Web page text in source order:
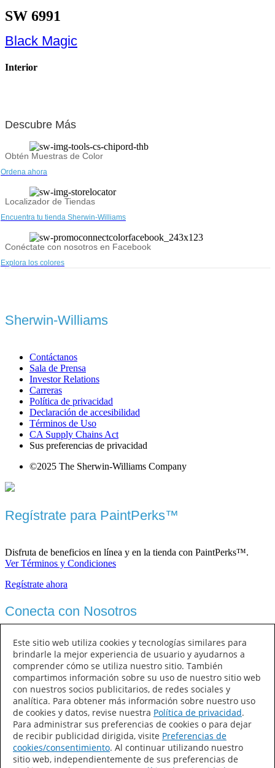
SW 6991
Black Magic
Interior
Descubre Más
Obtén Muestras de Color
Ordena ahora
Localizador de Tiendas
Encuentra tu tienda Sherwin-Williams
Conéctate con nosotros en Facebook
Explora los colores
Sherwin-Williams
Contáctanos
Sala de Prensa
Investor Relations
Carreras
Política de privacidad
Declaración de accesibilidad
Términos de Uso
CA Supply Chains Act
Sus preferencias de privacidad
©2025 The Sherwin-Williams Company
Regístrate para PaintPerks™
Disfruta de beneficios en línea y en la tienda con PaintPerks™.
Ver Términos y Condiciones
Regístrate ahora
Conecta con Nosotros
Sherwin-Williams
Contáctanos
Este sitio web utiliza cookies y tecnologías similares para
brindarle la mejor experiencia de usuario y ayudarnos a
comprender cómo se utiliza nuestro sitio. También
compartimos información sobre su uso de nuestro sitio web
con nuestros socios publicitarios, de redes sociales y
analítica. Para obtener más información sobre nuestro uso
de cookies y datos, revise nuestra Política de privacidad.
Para administrar sus preferencias de cookies o para dejar
de recibir publicidad dirigida, visite Preferencias de
cookies/consentimiento. Al continuar utilizando nuestro
sitio web, independientemente de sus preferencias de